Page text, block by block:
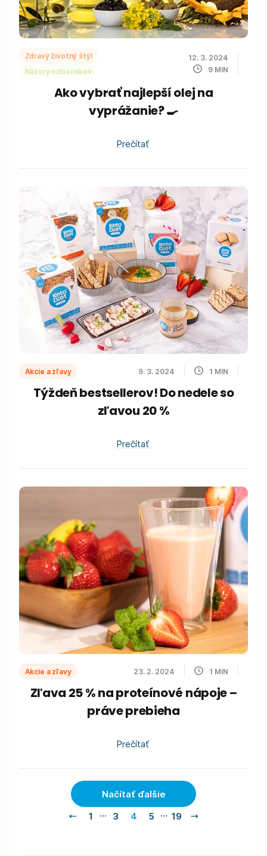
Zdravý životný štýl
Názory odborníkov
12. 3. 2024
9 MIN
Ako vybrať najlepší olej na
vyprážanie? 🍳
Prečítať
Akcie a zľavy 9. 3. 2024 1 MIN
Týždeň bestsellerov! Do nedele so
zľavou 20 %
Prečítať
Akcie a zľavy 23. 2. 2024 1 MIN
Zľava 25 % na proteínové nápoje –
práve prebieha
Prečítať
Načítať ďalšie
1
… 3 4 5 … 19